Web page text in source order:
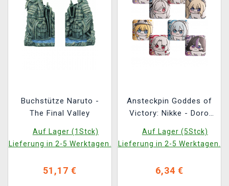
Buchstütze Naruto -
The Final Valley
Auf Lager (1Stck)
Lieferung in 2-5 Werktagen.
51,17 €
Ansteckpin Goddes of
Victory: Nikke - Doro
Auf Lager (5Stck)
Lieferung in 2-5 Werktagen.
6,34 €